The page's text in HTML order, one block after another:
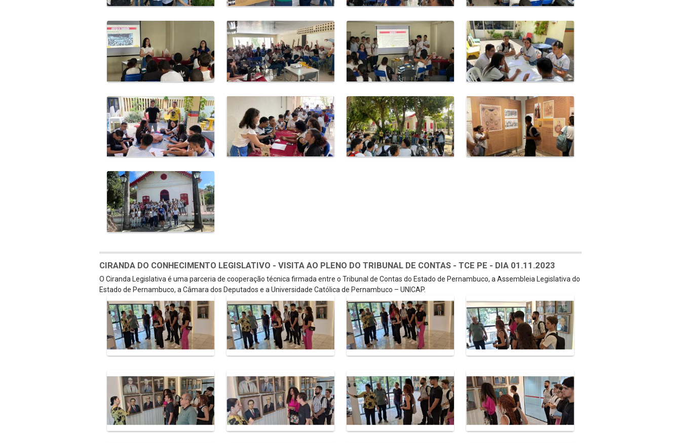
CIRANDA DO CONHECIMENTO LEGISLATIVO - VISITA AO PLENO DO TRIBUNAL DE CONTAS - TCE PE - DIA 01.11.2023
O Ciranda Legislativa é uma parceria de cooperação técnica firmada entre o Tribunal de Contas do Estado de Pernambuco, a Assembleia Legislativa do
Estado de Pernambuco, a Câmara dos Deputados e a Universidade Católica de Pernambuco – UNICAP.
Galeria de Mídias